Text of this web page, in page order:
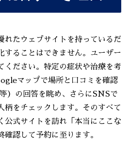
れたウェブサイトを持っているだ
することはできません。ユーザー
ください。特定の症状や治療を考
マップで場所と口コミを確認
）の回答を眺め、さらにSNSで
柄をチェックします。そのすべて
公式サイトを訪れ「本当にここな
確認して予約に至ります。